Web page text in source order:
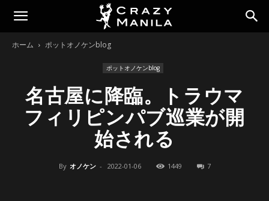
ホーム ポットオノケンblog
ポットオノケンblog
名古屋に降臨。トラウマ
フィリピンパブ巡業が開
始される
By オノケン - 2022-01-06 1449 7